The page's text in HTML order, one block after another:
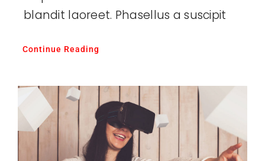
blandit laoreet. Phasellus a suscipit
Continue Reading